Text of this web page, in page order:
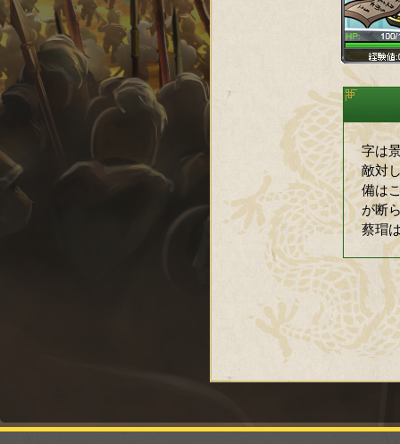
字は
敵対
備は
が断
蔡瑁